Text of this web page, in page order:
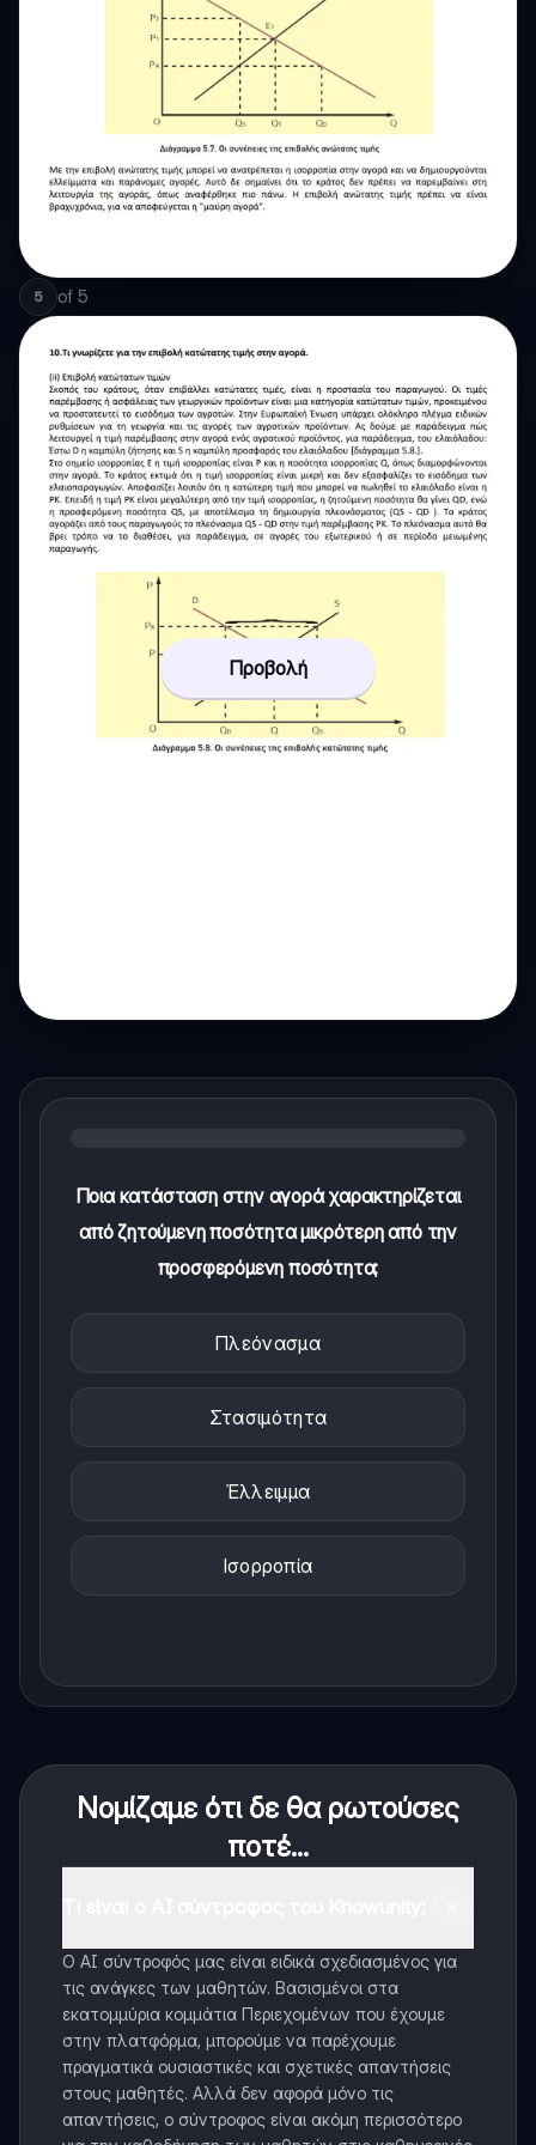
5 of 5
Προβολή
Ποια κατάσταση στην αγορά χαρακτηρίζεται
από ζητούμενη ποσότητα μικρότερη από την
προσφερόμενη ποσότητα;
Πλεόνασμα
Στασιμότητα
Έλλειμμα
Ισορροπία
Νομίζαμε ότι δε θα ρωτούσες
ποτέ...
Ο AI σύντροφός μας είναι ειδικά σχεδιασμένος για
τις ανάγκες των μαθητών. Βασισμένοι στα
εκατομμύρια κομμάτια Περιεχομένων που έχουμε
στην πλατφόρμα, μπορούμε να παρέχουμε
πραγματικά ουσιαστικές και σχετικές απαντήσεις
στους μαθητές. Αλλά δεν αφορά μόνο τις
απαντήσεις, ο σύντροφος είναι ακόμη περισσότερο